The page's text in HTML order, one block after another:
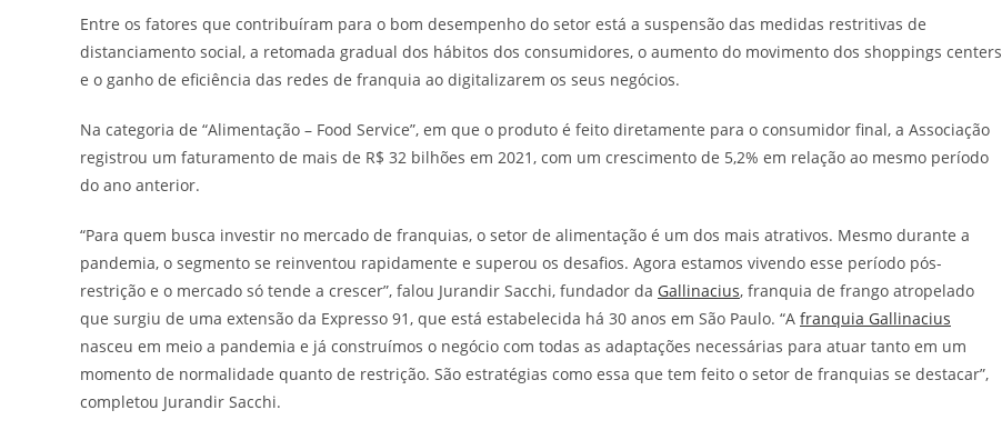
Entre os fatores que contribuíram para o bom desempenho do setor está a suspensão das medidas restritivas de
distanciamento social, a retomada gradual dos hábitos dos consumidores, o aumento do movimento dos shoppings centers
e o ganho de eficiência das redes de franquia ao digitalizarem os seus negócios.
Na categoria de “Alimentação – Food Service”, em que o produto é feito diretamente para o consumidor final, a Associação
registrou um faturamento de mais de R$ 32 bilhões em 2021, com um crescimento de 5,2% em relação ao mesmo período
do ano anterior.
“Para quem busca investir no mercado de franquias, o setor de alimentação é um dos mais atrativos. Mesmo durante a
pandemia, o segmento se reinventou rapidamente e superou os desafios. Agora estamos vivendo esse período pós-
restrição e o mercado só tende a crescer”, falou Jurandir Sacchi, fundador da Gallinacius, franquia de frango atropelado
que surgiu de uma extensão da Expresso 91, que está estabelecida há 30 anos em São Paulo. “A franquia Gallinacius
nasceu em meio a pandemia e já construímos o negócio com todas as adaptações necessárias para atuar tanto em um
momento de normalidade quanto de restrição. São estratégias como essa que tem feito o setor de franquias se destacar”,
completou Jurandir Sacchi.